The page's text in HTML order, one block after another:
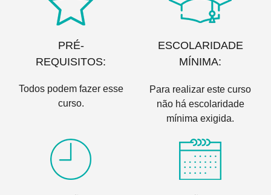
PRÉ-
REQUISITOS:
Todos podem fazer esse
curso.
ESCOLARIDADE
MÍNIMA:
Para realizar este curso
não há escolaridade
mínima exigida.